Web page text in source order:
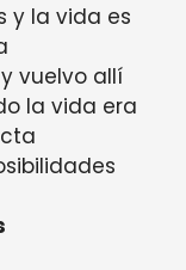
y la vida es
vuelvo allí
la vida era